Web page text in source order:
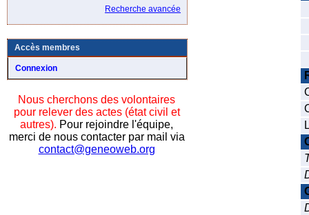
Recherche avancée
Accès membres
Connexion
Nous cherchons des volontaires
pour relever des actes (état civil et
autres). Pour rejoindre l'équipe,
merci de nous contacter par mail via
contact@geneoweb.org